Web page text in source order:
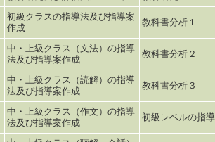
初級クラスの指導法及び指導案
作成
教科書分析１
中・上級クラス（文法）の指導
法及び指導案作成
教科書分析２
中・上級クラス（読解）の指導
法及び指導案作成
教科書分析３
中・上級クラス（作文）の指導
法及び指導案作成
初級レベルの指